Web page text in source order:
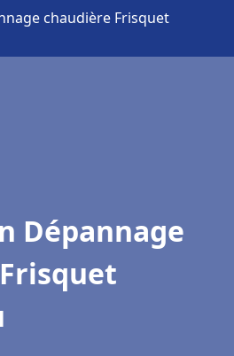
chaudière Frisquet
Dépannage